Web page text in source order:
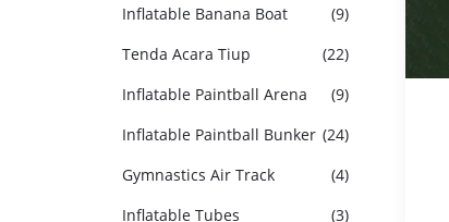
Inflatable Banana Boat
(9)
Tenda Acara Tiup
(22)
Inflatable Paintball Arena
(9)
Inflatable Paintball Bunker (24)
Gymnastics Air Track
(4)
Inflatable Tubes
(3)